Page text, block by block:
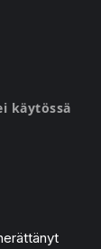
käytössä